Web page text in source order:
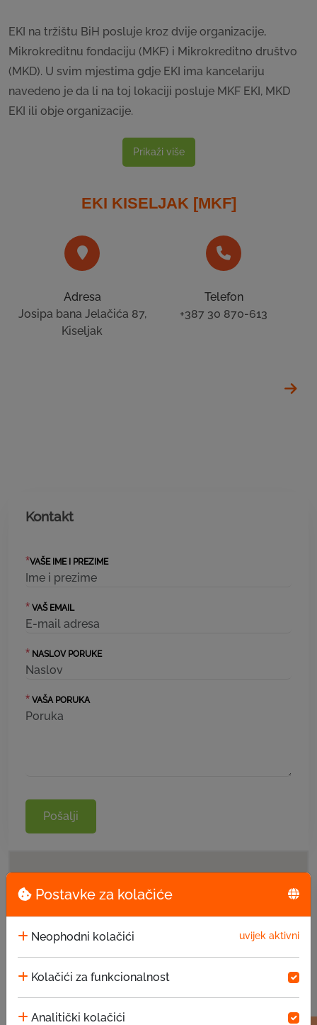
Postavke za kolačiće
Neophodni kolačići uvijek aktivni
Kolačići za funkcionalnost
Analitički kolačići
EKI na tržištu BiH posluje kroz dvije organizacije,
Mikrokreditnu fondaciju (MKF) i Mikrokreditno društvo
(MKD). U svim mjestima gdje EKI ima kancelariju
navedeno je da li na toj lokaciji posluje MKF EKI, MKD
EKI ili obje organizacije.
Prikaži više
EKI KISELJAK [MKF]
Adresa
Josipa bana Jelačića 87,
Kiseljak
Telefon
+387 30 870-613
Kontakt
*VAŠE IME I PREZIME
* VAŠ EMAIL
* NASLOV PORUKE
* VAŠA PORUKA
Pošalji